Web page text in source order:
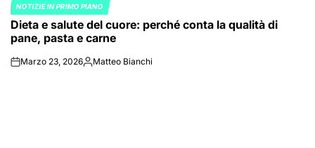
POSTED
IN
NOTIZIE IN PRIMO PIANO
Dieta e salute del cuore: perché conta la qualità di
pane, pasta e carne
onMarzo 23, 2026Posted
Matteo Bianchi